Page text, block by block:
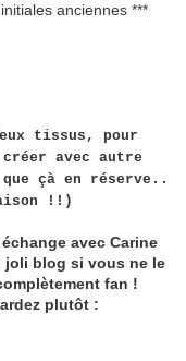
anciennes ***
tissus, pour
avec autre
çà en réserve..
!!)
avec Carine
joli blog si vous ne le
fan !
plutôt :